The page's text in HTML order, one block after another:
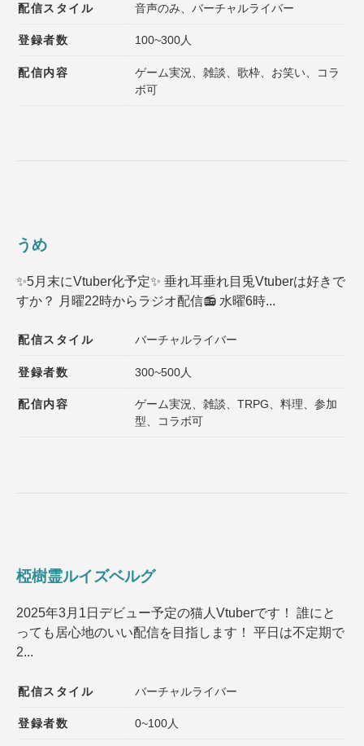
配信スタイル 音声のみ、バーチャルライバー
登録者数 100~300人
配信内容
ゲーム実況、雑談、歌枠、お笑い、コラ
ボ可
うめ
✨5月末にVtuber化予定✨ 垂れ耳垂れ目兎Vtuberは好きで
すか？ 月曜22時からラジオ配信📻 水曜6時...
配信スタイル バーチャルライバー
登録者数 300~500人
配信内容
ゲーム実況、雑談、TRPG、料理、参加
型、コラボ可
椏樹霊ルイズベルグ
2025年3月1日デビュー予定の猫人Vtuberです！ 誰にと
っても居心地のいい配信を目指します！ 平日は不定期で
2...
配信スタイル バーチャルライバー
登録者数 0~100人